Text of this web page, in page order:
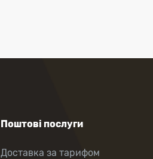
Поштові послуги
Доставка за тарифом